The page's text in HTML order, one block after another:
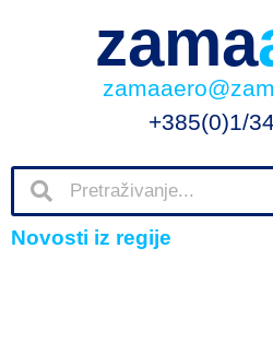
zama
+385(0)1/
Novosti iz regije